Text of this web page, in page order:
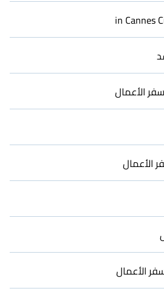
مع الملاك أو المديرين لمساعدتك في
المؤثثة أو غرف خاصة.
حجز مكان خلال الحجر الصحي؟ يمكنك
واستخدم خيار الفلترة الخاص بنا
المرافق، أو التقييم. تجعل كاساي